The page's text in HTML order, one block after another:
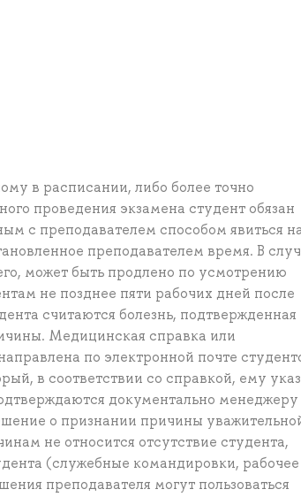
в расписании, либо более точно
проведения экзамена студент обязан
с преподавателем способом явиться
преподавателем время. В
может быть продлено по усмотрению
не позднее пяти рабочих дней после
считаются болезнь, подтвержденная
Медицинская справка или
по электронной почте
в соответствии со справкой, ему
документально менеджеру
о признании причины
не относится отсутствие студента,
(служебные командировки,
преподавателя могут пользоваться